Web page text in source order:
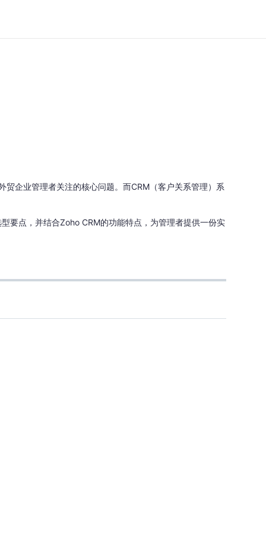
企业管理者关注的核心问题。而CRM（客户关系管理）系
要点，并结合Zoho CRM的功能特点，为管理者提供一份实